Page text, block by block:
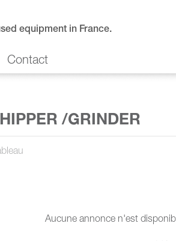
equipment in France.
Contact
/GRINDER
Aucune annonce n'est